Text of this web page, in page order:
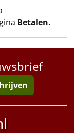
Betalen.